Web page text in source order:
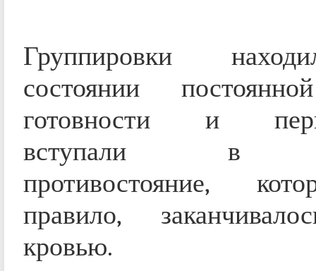
Группировки
состоянии
готовности и
вступали в
противостояние,
правило,
кровью.